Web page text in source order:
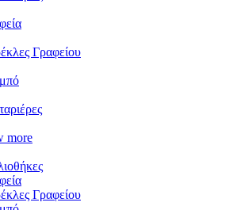
Γραφείου
more
Γραφείου